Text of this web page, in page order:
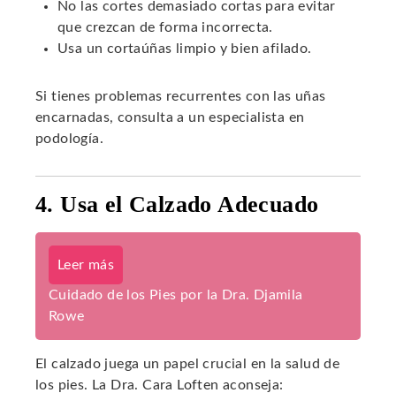
No las cortes demasiado cortas para evitar
que crezcan de forma incorrecta.
Usa un cortaúñas limpio y bien afilado.
Si tienes problemas recurrentes con las uñas
encarnadas, consulta a un especialista en
podología.
4. Usa el Calzado Adecuado
Leer más
Cuidado de los Pies por la Dra. Djamila
Rowe
El calzado juega un papel crucial en la salud de
los pies. La Dra. Cara Loften aconseja: